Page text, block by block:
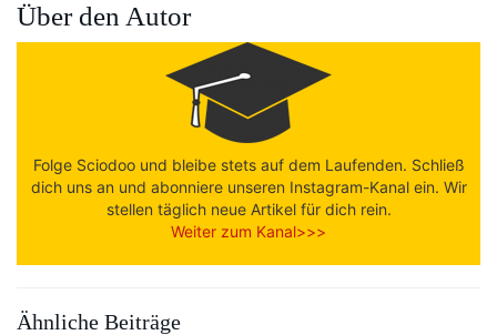
Über den Autor
Folge Sciodoo und bleibe stets auf dem Laufenden. Schließ
dich uns an und abonniere unseren Instagram-Kanal ein. Wir
stellen täglich neue Artikel für dich rein.
Weiter zum Kanal>>>
Ähnliche Beiträge